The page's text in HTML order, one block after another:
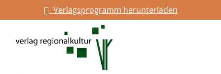
springenVerlagsprogramm herunterladen